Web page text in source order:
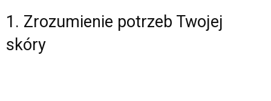
1. Zrozumienie potrzeb Twojej
skóry